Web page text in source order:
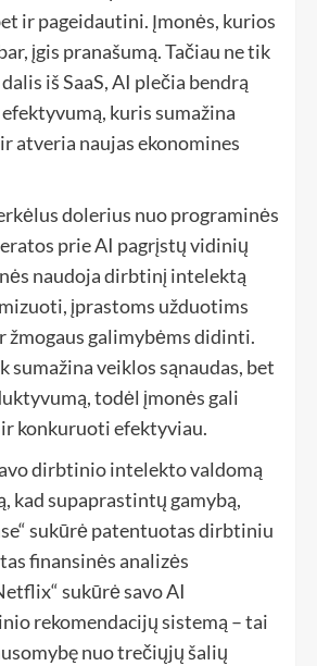
ir pageidautini. Įmonės, kurios
įgis pranašumą. Tačiau ne tik
iš SaaS, AI plečia bendrą
kuris sumažina
atveria naujas ekonomines
dolerius nuo programinės
prie AI pagrįstų vidinių
naudoja dirbtinį intelektą
įprastoms užduotims
galimybėms didinti.
sumažina veiklos sąnaudas, bet
todėl įmonės gali
konkuruoti efektyviau.
dirbtinio intelekto valdomą
kad supaprastintų gamybą,
sukūrė patentuotas dirbtiniu
finansinės analizės
sukūrė savo AI
rekomendacijų sistemą – tai
nuo trečiųjų šalių